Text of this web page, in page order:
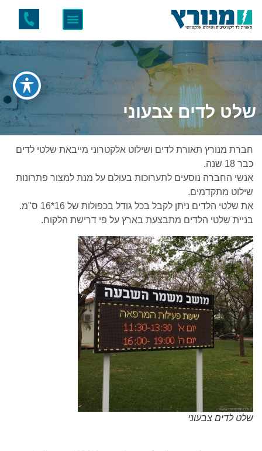
שלט לדים צבעוני
חברת מנורץ תאורת לדים ושילוט אלקטרוני מייבאת שלטי לדים
כבר 18 שנה.
אנשי החברה נוסעים לתערוכות בעולם על מנת למצור פתרונות
שילוט מתקדמים.
את שלטי הלדים ניתן לקבל בכל גודל בכפולות של 16*16 ס"מ.
בניית שלטי הלדים מתבצעת בארץ על פי דרישת הלקוח.
שלט לדים צבעוני